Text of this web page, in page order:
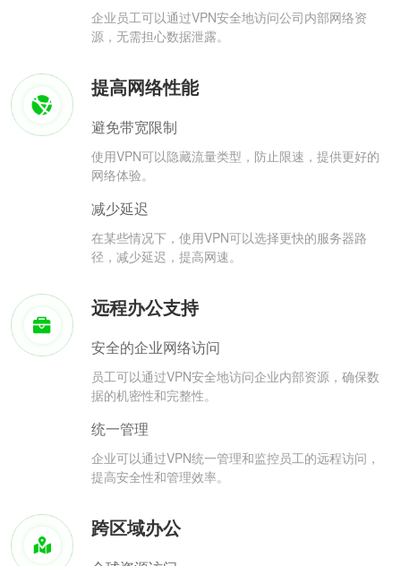
企业员工可以通过VPN安全地访问公司内部网络资
源，无需担心数据泄露。
提高网络性能
避免带宽限制
使用VPN可以隐藏流量类型，防止限速，提供更好的
网络体验。
减少延迟
在某些情况下，使用VPN可以选择更快的服务器路
径，减少延迟，提高网速。
远程办公支持
安全的企业网络访问
员工可以通过VPN安全地访问企业内部资源，确保数
据的机密性和完整性。
统一管理
企业可以通过VPN统一管理和监控员工的远程访问，
提高安全性和管理效率。
跨区域办公